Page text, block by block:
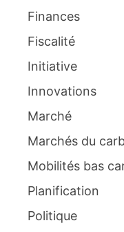
Finances
Fiscalité
Initiative
Innovations
Marché
Marchés du
Mobilités bas
Planification
Politique